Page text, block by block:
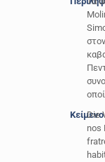
Κείμενο
Die
nos